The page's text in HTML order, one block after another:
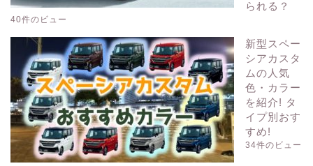
られる？
40件のビュー
新型スペー
シアカスタ
ムの人気
色・カラー
を紹介! タ
イプ別おす
すめ!
34件のビュー